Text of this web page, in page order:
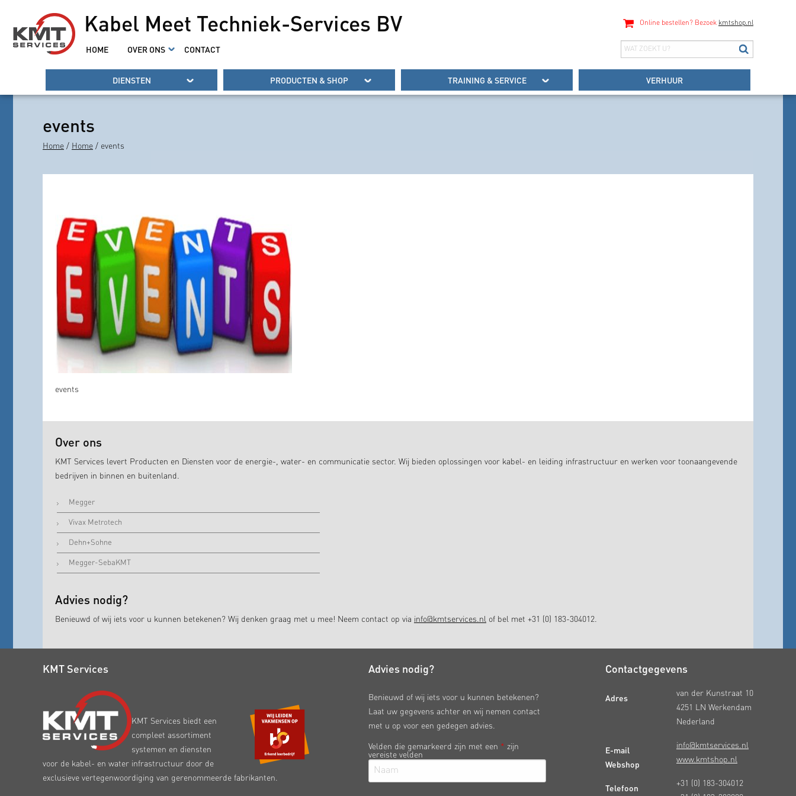
Kabel Meet Techniek-Services BV
HOME OVER ONS CONTACT
Online bestellen? Bezoek kmtshop.nl
DIENSTEN PRODUCTEN & SHOP TRAINING & SERVICE VERHUUR
events
Home / Home / events
events
Over ons
KMT Services levert Producten en Diensten voor de energie-, water- en communicatie sector. Wij bieden oplossingen voor kabel- en leiding infrastructuur en werken voor toonaangevende
bedrijven in binnen en buitenland.
Megger
Vivax Metrotech
Dehn+Sohne
Megger-SebaKMT
Advies nodig?
Benieuwd of wij iets voor u kunnen betekenen? Wij denken graag met u mee! Neem contact op via info@kmtservices.nl of bel met +31 (0) 183-304012.
KMT Services
KMT Services biedt een
compleet assortiment
systemen en diensten
voor de kabel- en water infrastructuur door de
exclusieve vertegenwoordiging van gerenommeerde fabrikanten.
Advies nodig?
Benieuwd of wij iets voor u kunnen betekenen?
Laat uw gegevens achter en wij nemen contact
met u op voor een gedegen advies.
Velden die gemarkeerd zijn met een * zijn
vereiste velden
Contactgegevens
Adres
E-mail
Webshop
Telefoon
van der Kunstraat 10
4251 LN Werkendam
Nederland
info@kmtservices.nl
www.kmtshop.nl
+31 (0) 183-304012